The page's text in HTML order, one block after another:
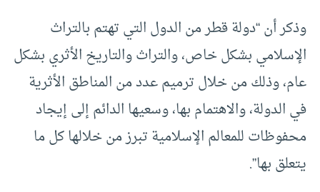
وذكر أن “دولة قطر من الدول التي تهتم بالتراث
الإسلامي بشكل خاص، والتراث والتاريخ الأثري بشكل
عام، وذلك من خلال ترميم عدد من المناطق الأثرية
في الدولة، والاهتمام بها، وسعيها الدائم إلى إيجاد
محفوظات للمعالم الإسلامية تبرز من خلالها كل ما
يتعلق بها”.